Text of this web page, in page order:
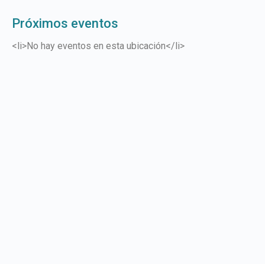
Próximos eventos
<li>No hay eventos en esta ubicación</li>